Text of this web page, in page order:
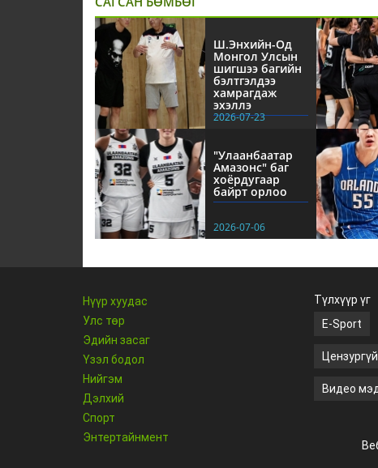
Ш.Энхийн-Од
Монгол Улсын
шигшээ багийн
бэлтгэлдээ
хамрагдаж
эхэллэ
2026-07-23
"Улаанбаатар
Амазонс" баг
хоёрдугаар
байрт орлоо
2026-07-06
Нүүр хуудас
Улс төр
Эдийн засаг
Үзэл бодол
Нийгэм
Дэлхий
Спорт
Энтертайнмент
Түлхүүр үг
E-Sport
Видео